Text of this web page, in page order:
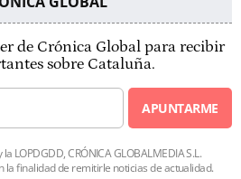
de Crónica Global para recibir
sobre Cataluña.
APUNTARME
LOPDGDD, CRÓNICA GLOBALMEDIA S.L.
la finalidad de remitirle noticias de actualidad.